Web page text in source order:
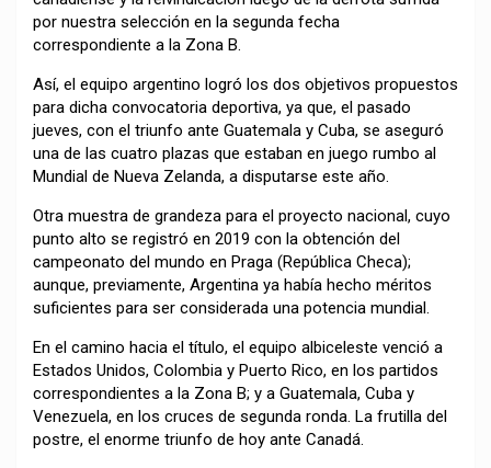
por nuestra selección en la segunda fecha
correspondiente a la Zona B.
Así, el equipo argentino logró los dos objetivos propuestos
para dicha convocatoria deportiva, ya que, el pasado
jueves, con el triunfo ante Guatemala y Cuba, se aseguró
una de las cuatro plazas que estaban en juego rumbo al
Mundial de Nueva Zelanda, a disputarse este año.
Otra muestra de grandeza para el proyecto nacional, cuyo
punto alto se registró en 2019 con la obtención del
campeonato del mundo en Praga (República Checa);
aunque, previamente, Argentina ya había hecho méritos
suficientes para ser considerada una potencia mundial.
En el camino hacia el título, el equipo albiceleste venció a
Estados Unidos, Colombia y Puerto Rico, en los partidos
correspondientes a la Zona B; y a Guatemala, Cuba y
Venezuela, en los cruces de segunda ronda. La frutilla del
postre, el enorme triunfo de hoy ante Canadá.